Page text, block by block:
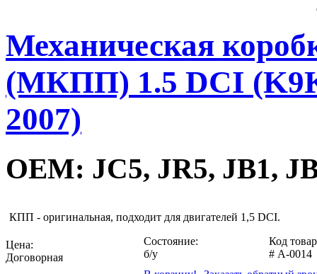
Механическая
(МКПП) 1.5 DCI
2007)
OEM: JC5, JR5, JB1,
КПП - оригинальная, подходит для двигателей 1,5 DCI.
Цена:
Договорная
Состояние:
б/у
Код
# A-0014